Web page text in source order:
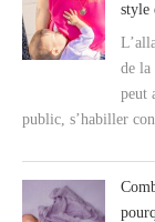
style
de la
peut
public, s’habiller